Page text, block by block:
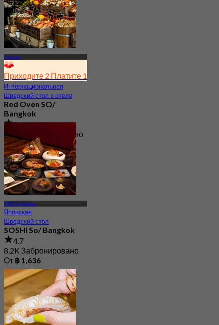
Сатхон
Приходите 2 Платите 1
Интернациональная
Шведский стол в отеле
Red Oven SO/
Bangkok
4.6
15.9K Забронировано
От฿ 800
MRT Лумпини
Японская
Шведский стол
SOSHI So/ Bangkok
4.7
8.2K Забронировано
От ฿ 1,636